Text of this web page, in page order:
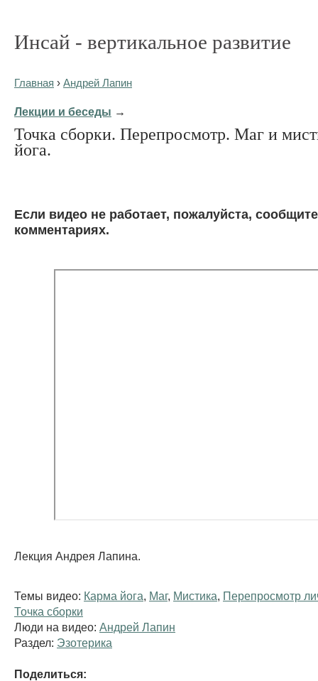
Инсай - вертикальное развитие
Главная › Андрей Лапин
Лекции и беседы →
Точка сборки. Перепросмотр. Маг и
йога.
Eсли видео не работает, пожалуйста,
комментариях.
Лекция Андрея Лапина.
Темы видео: Карма йога Маг, Мистика Перепросмотр
Точка сборки
Люди на видео: Андрей Лапин
Раздел: Эзотерика
Поделиться: